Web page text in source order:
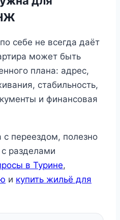
себе не всегда даёт
может быть
плана: адрес,
стабильность,
и финансовая
с переездом, полезно
с разделами
в Турине,
и купить жильё для